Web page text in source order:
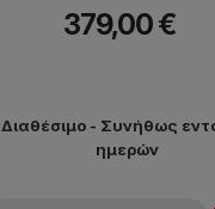
379,00 €
Διαθέσιμο - Συνήθως
ημερών